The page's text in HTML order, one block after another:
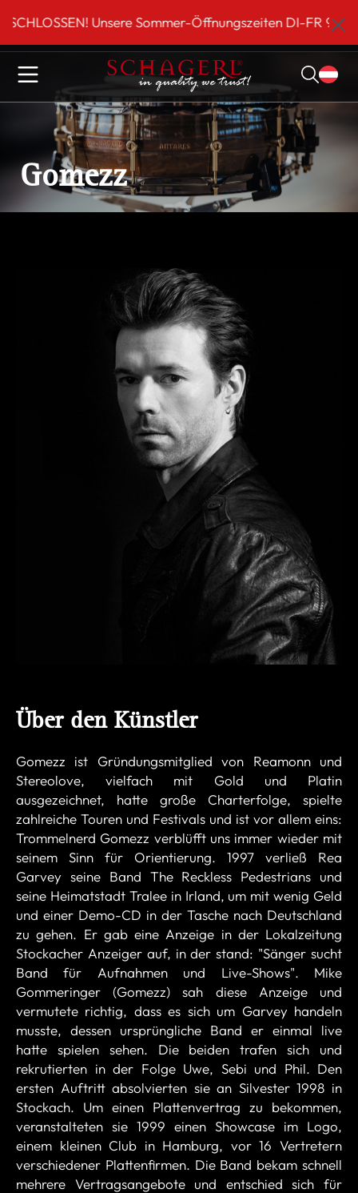
springenUnsere Sommer-Öffnungszeiten DI-FR 9 bis 18
Gomezz
Über den Künstler
Gomezz ist Gründungsmitglied von Reamonn und
Stereolove, vielfach mit Gold und Platin
ausgezeichnet, hatte große Charterfolge, spielte
zahlreiche Touren und Festivals und ist vor allem eins:
Trommelnerd Gomezz verblüfft uns immer wieder mit
seinem Sinn für Orientierung. 1997 verließ Rea
Garvey seine Band The Reckless Pedestrians und
seine Heimatstadt Tralee in Irland, um mit wenig Geld
und einer Demo-CD in der Tasche nach Deutschland
zu gehen. Er gab eine Anzeige in der Lokalzeitung
Stockacher Anzeiger auf, in der stand: "Sänger sucht
Band für Aufnahmen und Live-Shows". Mike
Gommeringer (Gomezz) sah diese Anzeige und
vermutete richtig, dass es sich um Garvey handeln
musste, dessen ursprüngliche Band er einmal live
hatte spielen sehen. Die beiden trafen sich und
rekrutierten in der Folge Uwe, Sebi und Phil. Den
ersten Auftritt absolvierten sie an Silvester 1998 in
Stockach. Um einen Plattenvertrag zu bekommen,
veranstalteten sie 1999 einen Showcase im Logo,
einem kleinen Club in Hamburg, vor 16 Vertretern
verschiedener Plattenfirmen. Die Band bekam schnell
mehrere Vertragsangebote und entschied sich für